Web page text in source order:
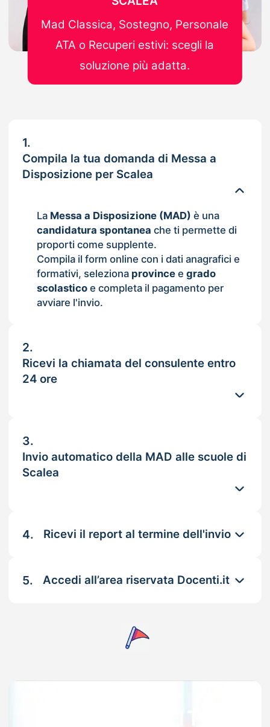
1.
Compila la tua domanda di Messa a
Disposizione per Scalea
La Messa a Disposizione (MAD) è una
candidatura spontanea che ti permette di
proporti come supplente.
Compila il form online con i dati anagrafici e
formativi, seleziona provincee grado
scolasticoe completa il pagamento per
avviare l'invio.
2.
Ricevi la chiamata del consulente entro
24 ore
3.
Invio automatico della MAD alle scuole di
Scalea
4. Ricevi il report al termine dell'invio
5. Accedi all’area riservata Docenti.it
Mad Classica, Sostegno, Personale
ATA o Recuperi estivi: scegli la
soluzione più adatta.